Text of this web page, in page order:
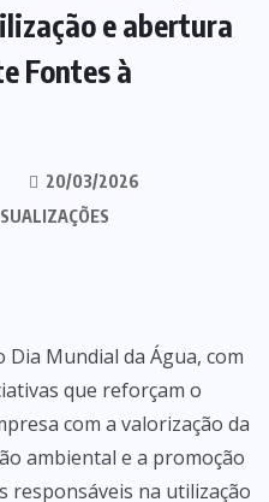
e abertura
Fontes à
20/03/2026
Dia Mundial da Água, com
que reforçam o
com a valorização da
ambiental e a promoção
responsáveis na utilização